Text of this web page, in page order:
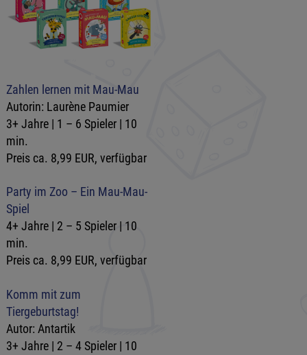
Zahlen lernen mit Mau-Mau
Autorin: Laurène Paumier
3+ Jahre | 1 – 6 Spieler | 10
min.
Preis ca. 8,99 EUR, verfügbar
Party im Zoo – Ein Mau-Mau-
Spiel
4+ Jahre | 2 – 5 Spieler | 10
min.
Preis ca. 8,99 EUR, verfügbar
Komm mit zum
Tiergeburtstag!
Autor: Antartik
3+ Jahre | 2 – 4 Spieler | 10